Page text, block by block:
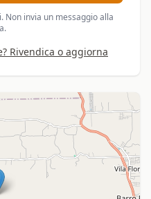
invia un messaggio alla
Rivendica o aggiorna